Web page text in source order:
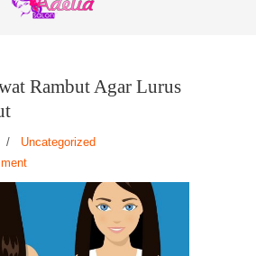
Rambut Agar Lurus
/
Uncategorized